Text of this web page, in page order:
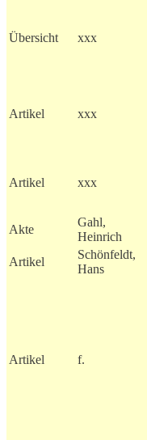
Übersicht xxx
Artikel xxx
Artikel xxx
Akte
Gahl,
Heinrich
Artikel
Schönfeldt,
Hans
Artikel f.